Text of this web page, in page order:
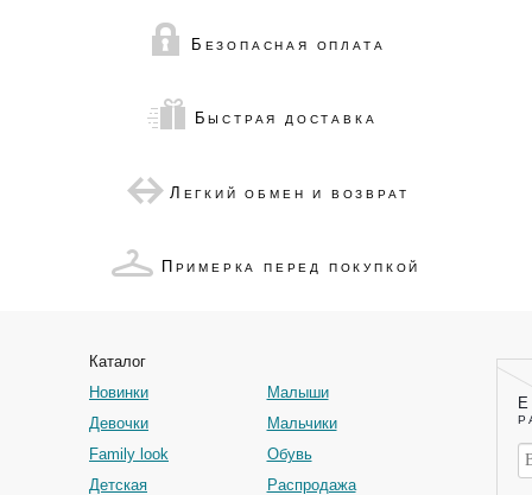
Б ЕЗОПАСНАЯ ОПЛАТА
БЫСТРАЯ ДОСТАВКА
Л ЕГКИЙ ОБМЕН И ВОЗВРАТ
П РИМЕРКА ПЕРЕД ПОКУПКОЙ
Е
Каталог
Новинки
Малыши
Девочки
Мальчики
Family look
Обувь
Детская
Распродажа